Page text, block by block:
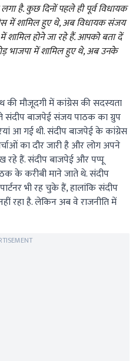
है. कुछ दिनों पहले ही पूर्व विधायक
में शामिल हुए थे, अब विधायक संजय
शामिल होने जा रहे हैं. आपको बता दें
भाजपा में शामिल हुए थे, अब उनके
की मौजूदगी में कांग्रेस की सदस्यता
बाजपेई संजय पाठक का ग्रुप
आ गई थी. संदीप बाजपेई के कांग्रेस
का दौर जारी है और लोग अपने
रहे हैं. संदीप बाजपेई और पप्पू
के करीबी माने जाते थे. संदीप
भी रह चुके हैं, हालांकि संदीप
रहा है. लेकिन अब वे राजनीति में